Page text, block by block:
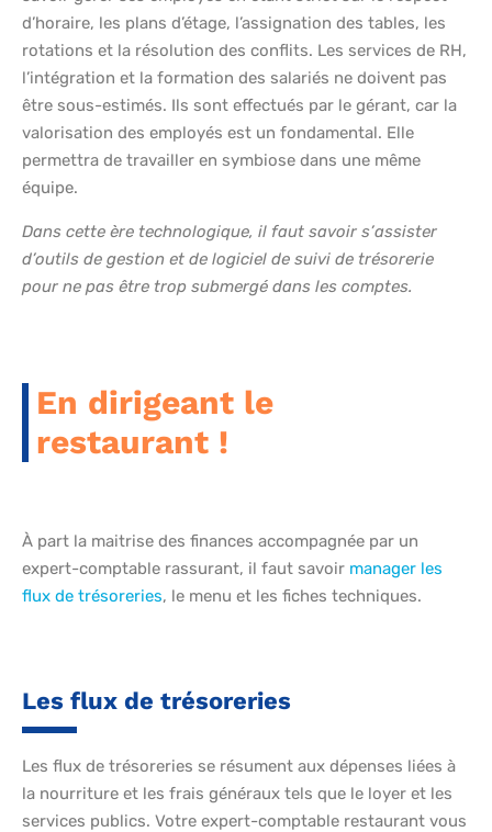
d’horaire, les plans d’étage, l’assignation des tables, les
rotations et la résolution des conflits. Les services de RH,
l’intégration et la formation des salariés ne doivent pas
être sous-estimés. Ils sont effectués par le gérant, car la
valorisation des employés est un fondamental. Elle
permettra de travailler en symbiose dans une même
équipe.
Dans cette ère technologique, il faut savoir s’assister
d’outils de gestion et de logiciel de suivi de trésorerie
pour ne pas être trop submergé dans les comptes.
En dirigeant le
restaurant !
À part la maitrise des finances accompagnée par un
expert-comptable rassurant, il faut savoir manager les
flux de trésoreries, le menu et les fiches techniques.
Les flux de trésoreries
Les flux de trésoreries se résument aux dépenses liées à
la nourriture et les frais généraux tels que le loyer et les
services publics. Votre expert-comptable restaurant vous